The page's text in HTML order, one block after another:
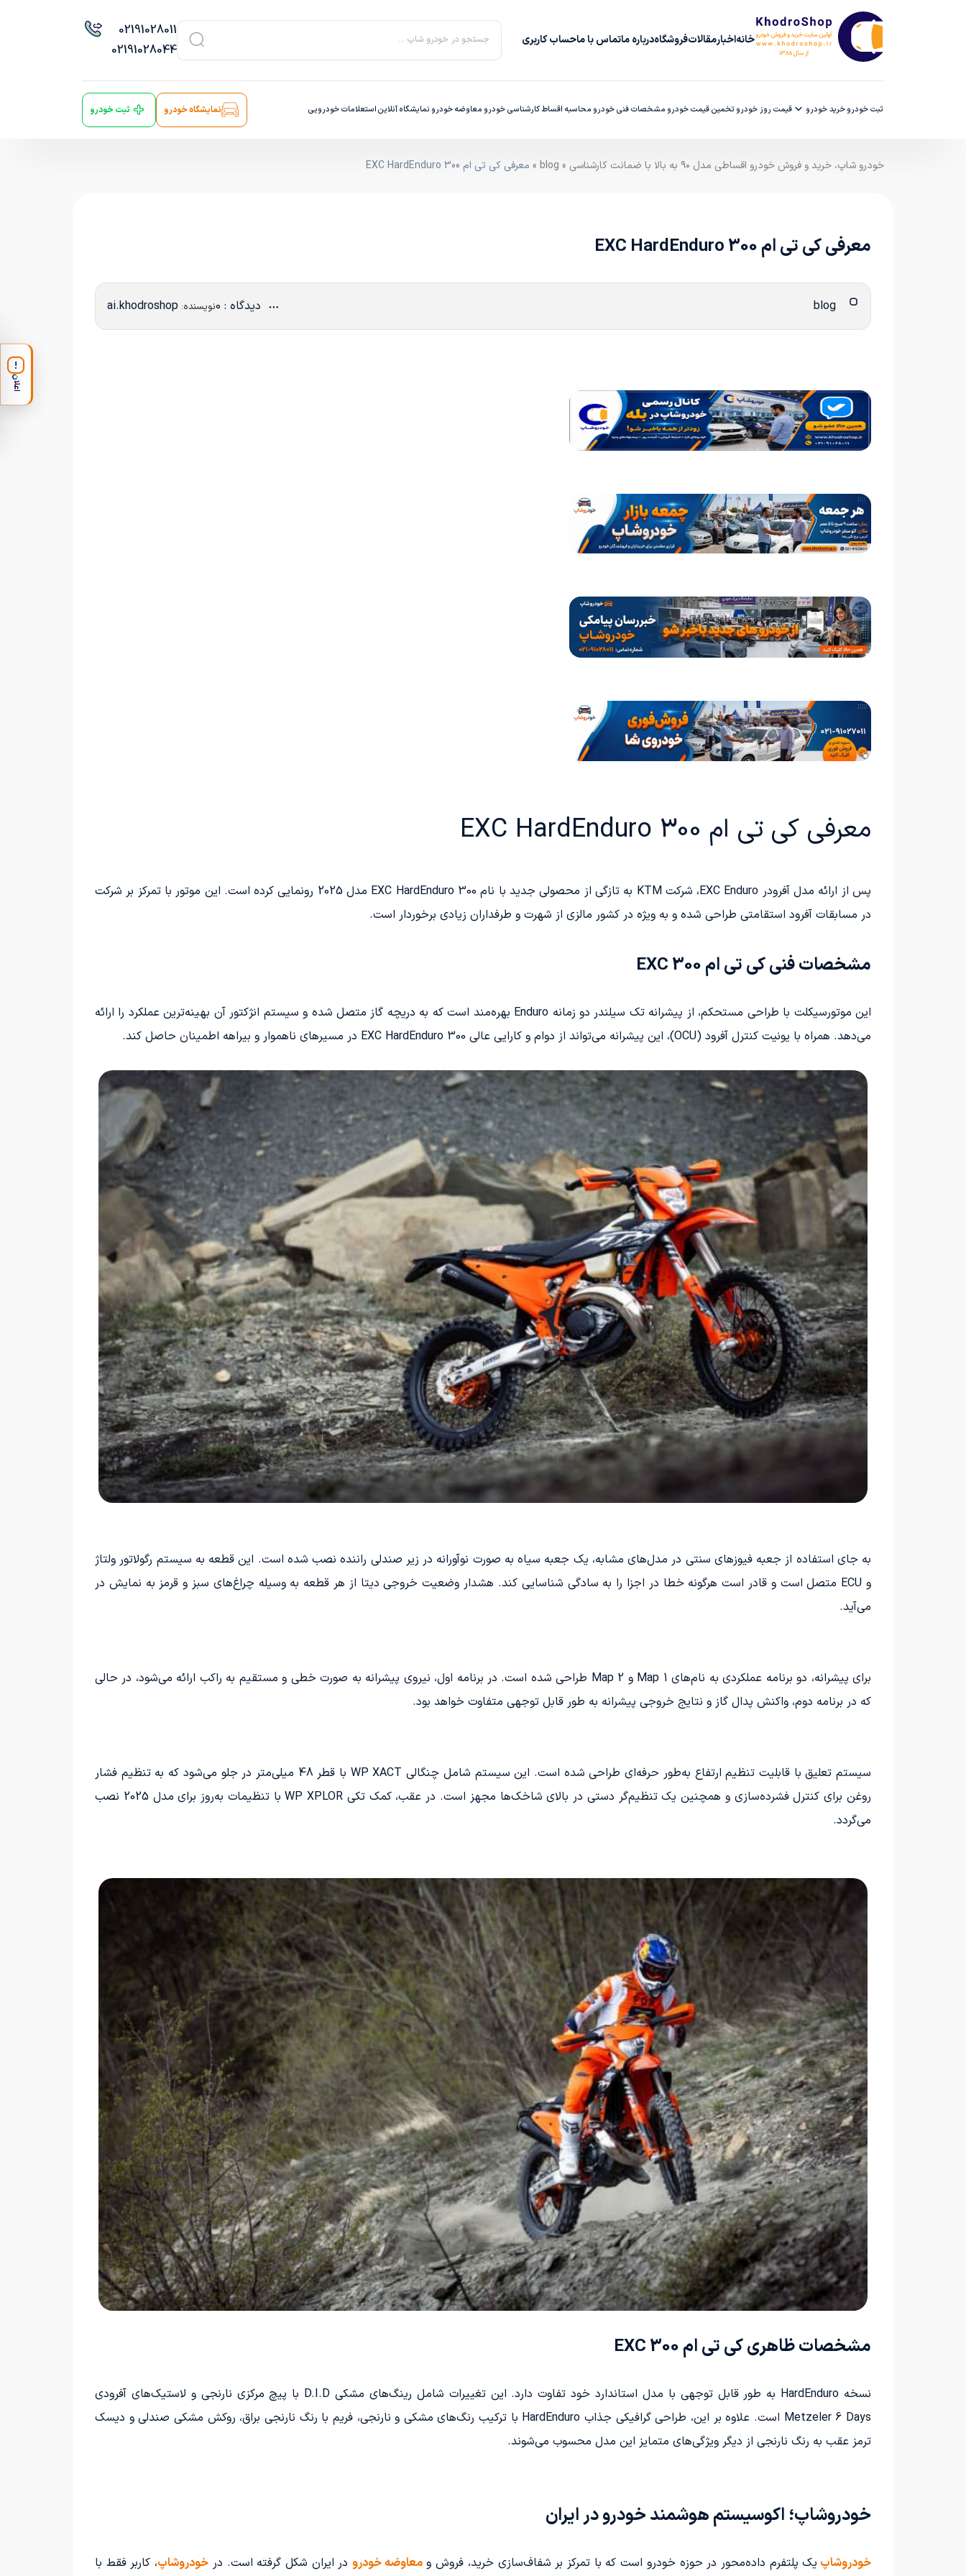
خانهاخبارمقالاتفروشگاهدرباره‌ ماتماس با ماحساب کاربری جستجو در خودرو شاپ ...
02191028011
02191028044
ثبت خودروخرید خودرو قیمت روز خودرو تخمین قیمت خودرو مشخصات فنی خودرو محاسبه اقساطکارشناسی خودرو معاوضه خودرو نمایشگاه آنلایناستعلامات خودرویی نمایشگاه خودرو ثبت خودرو
خودرو شاپ، خرید و فروش خودرو اقساطی مدل ۹۰ به بالا با ضمانت کارشناسی »
blog » معرفی کی تی ام 300 EXC HardEnduro
معرفی کی تی ام 300 EXC HardEnduro
دیدگاه : 0 نویسنده: ai.khodroshop
معرفی کی تی ام 300 EXC HardEnduro
پس از ارائه مدل آفرودر EXC Enduro، شرکت KTM به تازگی از محصولی جدید با نام 300 EXC HardEnduro مدل 2025 رونمایی کرده است. این موتور با تمرکز بر شرکت
در مسابقات آفرود استقامتی طراحی شده و به ویژه در کشور مالزی از شهرت و طرفداران زیادی برخوردار است.
مشخصات فنی کی تی ام 300 EXC
این موتورسیکلت با طراحی مستحکم، از پیشرانه تک سیلندر دو زمانه Enduro بهره‌مند است که به دریچه گاز متصل شده و سیستم انژکتور آن بهینه‌ترین عملکرد را ارائه
می‌دهد. همراه با یونیت کنترل آفرود (OCU)، این پیشرانه می‌تواند از دوام و کارایی عالی 300 EXC HardEnduro در مسیرهای ناهموار و بیراهه اطمینان حاصل کند.
به جای استفاده از جعبه فیوزهای سنتی در مدل‌های مشابه، یک جعبه سیاه به صورت نوآورانه در زیر صندلی راننده نصب شده است. این قطعه به سیستم رگولاتور ولتاژ
و ECU متصل است و قادر است هرگونه خطا در اجزا را به سادگی شناسایی کند. هشدار وضعیت خروجی دیتا از هر قطعه به وسیله چراغ‌های سبز و قرمز به نمایش در
می‌آید.
برای پیشرانه، دو برنامه عملکردی به نام‌های Map 1 و Map 2 طراحی شده است. در برنامه اول، نیروی پیشرانه به صورت خطی و مستقیم به راکب ارائه می‌شود، در حالی
که در برنامه دوم، واکنش پدال گاز و نتایج خروجی پیشرانه به طور قابل توجهی متفاوت خواهد بود.
سیستم تعلیق با قابلیت تنظیم ارتفاع به‌طور حرفه‌ای طراحی شده است. این سیستم شامل چنگالی WP XACT با قطر 48 میلی‌متر در جلو می‌شود که به تنظیم فشار
روغن برای کنترل فشرده‌سازی و همچنین یک تنظیم‌گر دستی در بالای شاخک‌ها مجهز است. در عقب، کمک تکی WP XPLOR با تنظیمات به‌روز برای مدل 2025 نصب
می‌گردد.
مشخصات ظاهری کی تی ام 300 EXC
نسخه HardEnduro به طور قابل توجهی با مدل استاندارد خود تفاوت دارد. این تغییرات شامل رینگ‌های مشکی D.I.D با پیچ مرکزی نارنجی و لاستیک‌های آفرودی
Metzeler 6 Days است. علاوه بر این، طراحی گرافیکی جذاب HardEnduro با ترکیب رنگ‌های مشکی و نارنجی، فریم با رنگ نارنجی براق، روکش مشکی صندلی و دیسک
ترمز عقب به رنگ نارنجی از دیگر ویژگی‌های متمایز این مدل محسوب می‌شوند.
خودروشاپ؛ اکوسیستم هوشمند خودرو در ایران
خودروشاپ یک پلتفرم داده‌محور در حوزه خودرو است که با تمرکز بر شفاف‌سازی خرید، فروش ومعاوضه خودرودر ایران شکل گرفته است. در خودروشاپ، کاربر فقط با
!
اعلان